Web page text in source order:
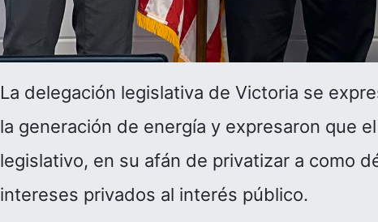
La delegación legislativa de Victoria se
la generación de energía y expresaron que
legislativo, en su afán de privatizar a como
intereses privados al interés público.